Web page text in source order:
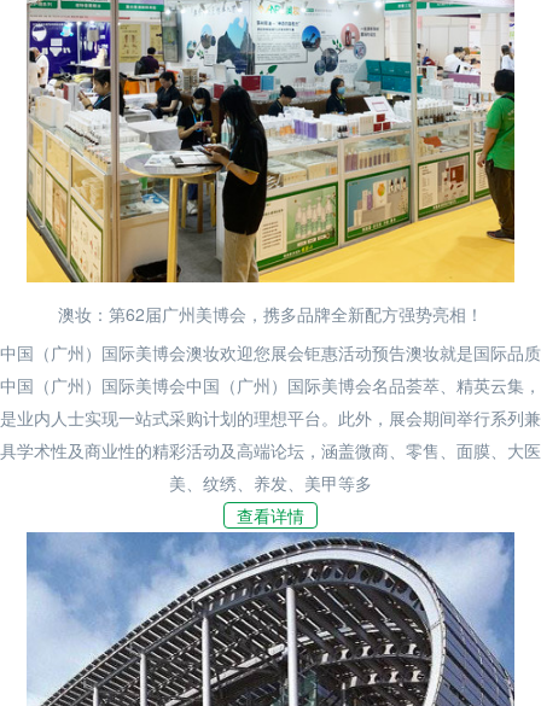
澳妆：第62届广州美博会，携多品牌全新配方强势亮相！
中国（广州）国际美博会澳妆欢迎您展会钜惠活动预告澳妆就是国际品质
中国（广州）国际美博会中国（广州）国际美博会名品荟萃、精英云集，
是业内人士实现一站式采购计划的理想平台。此外，展会期间举行系列兼
具学术性及商业性的精彩活动及高端论坛，涵盖微商、零售、面膜、大医
美、纹绣、养发、美甲等多
查看详情